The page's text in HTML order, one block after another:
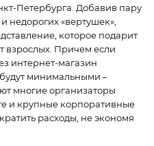
Петербурга. Добавив пару
и недорогих «вертушек»,
которое подарит
взрослых. Причем если
интернет-магазин
минимальными –
многие организаторы
и крупные корпоративные
расходы, не экономя